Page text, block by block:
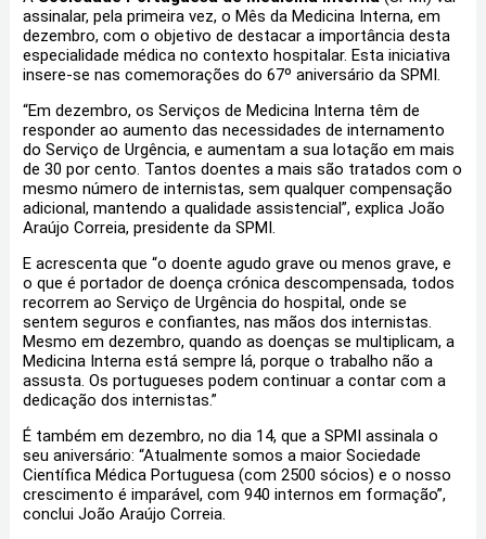
assinalar, pela primeira vez, o Mês da Medicina Interna, em
dezembro, com o objetivo de destacar a importância desta
especialidade médica no contexto hospitalar. Esta iniciativa
insere-se nas comemorações do 67º aniversário da SPMI.
“Em dezembro, os Serviços de Medicina Interna têm de
responder ao aumento das necessidades de internamento
do Serviço de Urgência, e aumentam a sua lotação em mais
de 30 por cento. Tantos doentes a mais são tratados com o
mesmo número de internistas, sem qualquer compensação
adicional, mantendo a qualidade assistencial”, explica João
Araújo Correia, presidente da SPMI.
E acrescenta que “o doente agudo grave ou menos grave, e
o que é portador de doença crónica descompensada, todos
recorrem ao Serviço de Urgência do hospital, onde se
sentem seguros e confiantes, nas mãos dos internistas.
Mesmo em dezembro, quando as doenças se multiplicam, a
Medicina Interna está sempre lá, porque o trabalho não a
assusta. Os portugueses podem continuar a contar com a
dedicação dos internistas.”
É também em dezembro, no dia 14, que a SPMI assinala o
seu aniversário: “Atualmente somos a maior Sociedade
Científica Médica Portuguesa (com 2500 sócios) e o nosso
crescimento é imparável, com 940 internos em formação”,
conclui João Araújo Correia.